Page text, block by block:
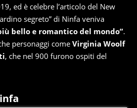
ed è celebre l’articolo del New
segreto” di Ninfa veniva
bello e romantico del mondo”.
personaggi come Virginia Woolf
, che nel 900 furono ospiti del